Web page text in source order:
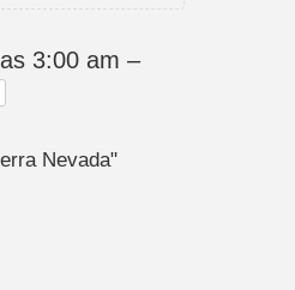
3:00 am –
Nevada"